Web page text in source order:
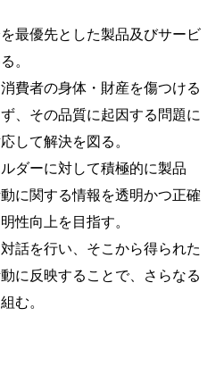
最優先とした製品及びサービ
。
費者の身体・財産を傷つける
、その品質に起因する問題に
して解決を図る。
ダーに対して積極的に製品
に関する情報を透明かつ正確
性向上を目指す。
話を行い、そこから得られた
に反映することで、さらなる
む。